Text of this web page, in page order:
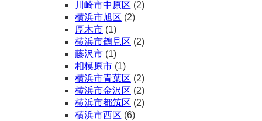
川崎市中原区 (2)
横浜市旭区 (2)
厚木市 (1)
横浜市鶴見区 (2)
藤沢市 (1)
相模原市 (1)
横浜市青葉区 (2)
横浜市金沢区 (2)
横浜市都筑区 (2)
横浜市西区 (6)